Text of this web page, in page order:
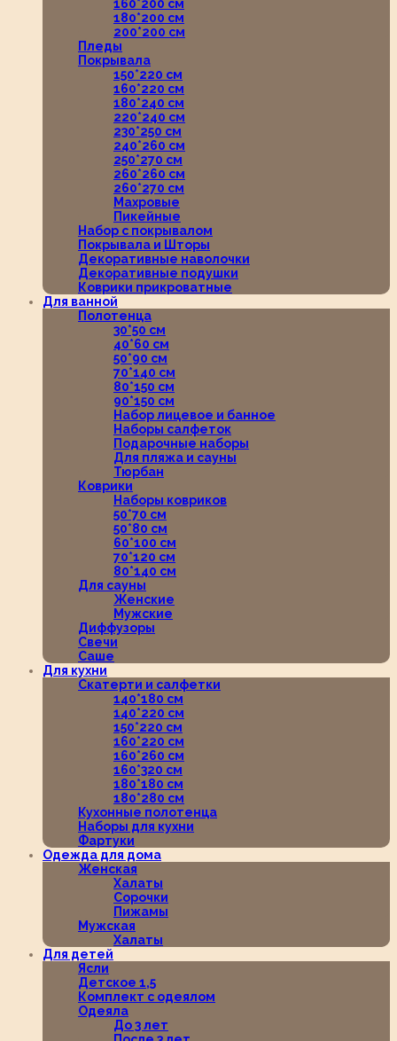
160*200 см
180*200 см
200*200 см
Пледы
Покрывала
150*220 см
160*220 см
180*240 см
220*240 см
230*250 см
240*260 см
250*270 см
260*260 см
260*270 см
Махровые
Пикейные
Набор с покрывалом
Покрывала и Шторы
Декоративные наволочки
Декоративные подушки
Коврики прикроватные
Для ванной
Полотенца
30*50 см
40*60 см
50*90 см
70*140 см
80*150 см
90*150 см
Набор лицевое и банное
Наборы салфеток
Подарочные наборы
Для пляжа и сауны
Тюрбан
Коврики
Наборы ковриков
50*70 см
50*80 см
60*100 см
70*120 см
80*140 см
Для сауны
Женские
Мужские
Диффузоры
Свечи
Саше
Для кухни
Скатерти и салфетки
140*180 см
140*220 см
150*220 см
160*220 см
160*260 см
160*320 см
180*180 см
180*280 см
Кухонные полотенца
Наборы для кухни
Фартуки
Одежда для дома
Женская
Халаты
Сорочки
Пижамы
Мужская
Халаты
Для детей
Ясли
Детское 1,5
Комплект с одеялом
Одеяла
До 3 лет